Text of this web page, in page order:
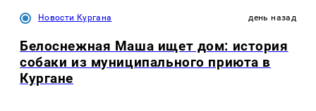
Новости Кургана день назад
Белоснежная Маша ищет дом: история
собаки из муниципального приюта в
Кургане